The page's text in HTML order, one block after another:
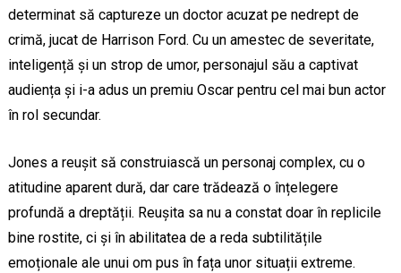
determinat să captureze un doctor acuzat pe nedrept de
crimă, jucat de Harrison Ford. Cu un amestec de severitate,
inteligență și un strop de umor, personajul său a captivat
audiența și i-a adus un premiu Oscar pentru cel mai bun actor
în rol secundar.
Jones a reușit să construiască un personaj complex, cu o
atitudine aparent dură, dar care trădează o înțelegere
profundă a dreptății. Reușita sa nu a constat doar în replicile
bine rostite, ci și în abilitatea de a reda subtilitățile
emoționale ale unui om pus în fața unor situații extreme.